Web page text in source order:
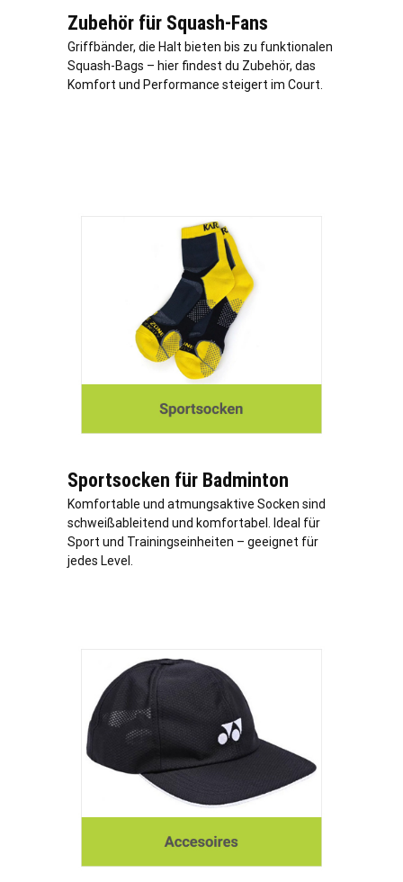
Zubehör für Squash-Fans
Griffbänder, die Halt bieten bis zu funktionalen
Squash-Bags – hier findest du Zubehör, das
Komfort und Performance steigert im Court.
Sportsocken für Badminton
Komfortable und atmungsaktive Socken sind
schweißableitend und komfortabel. Ideal für
Sport und Trainingseinheiten – geeignet für
jedes Level.